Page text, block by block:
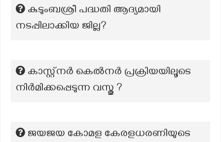
കുടുംബശ്രീ പദ്ധതി ആദ്യമായി
നടപ്പിലാക്കിയ ജില്ല?
കാസ്റ്റ്നർ കെൽനർ പ്രക്രിയയിലൂടെ
നിർമിക്കപ്പെടുന്ന വസ്തു ?
ജയജയ കോമള കേരളധരണിയുടെ